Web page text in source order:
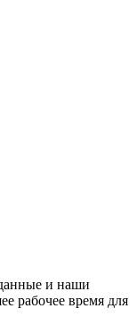
и наши
рабочее время для